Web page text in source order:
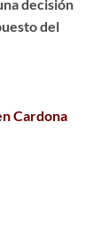
decisión
del
Cardona